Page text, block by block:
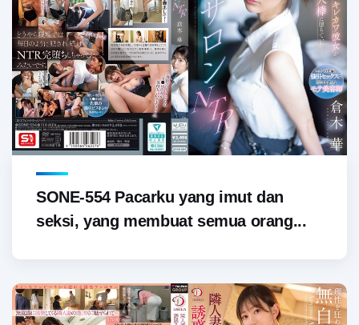
SONE-554 Pacarku yang imut dan
seksi, yang membuat semua orang...